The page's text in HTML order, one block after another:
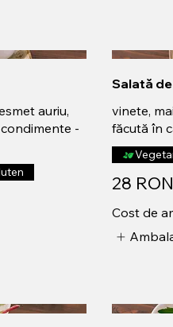
auriu,
-
Salată
vinete,
făcută în
28 RON
Cost de